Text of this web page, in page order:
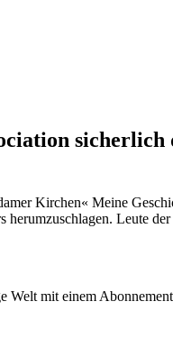
Kirchen« Meine
herumzuschlagen. Leute
mit einem